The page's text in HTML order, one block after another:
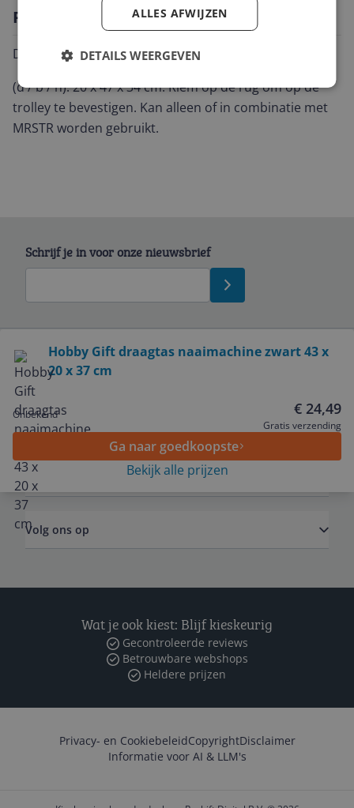
Productomschrijving
Draagtas voor naaimachine van Hobby Gift, zwart.
(d / b / h): 20 x 47 x 34 cm. Riem op de rug om op de
trolley te bevestigen. Kan alleen of in combinatie met
MRSTR worden gebruikt.
Hobby Gift draagtas naaimachine zwart 43 x
20 x 37 cm
Onbekend € 24,49
Gratis verzending
Ga naar goedkoopste
Bekijk alle prijzen
Schrijf je in voor onze nieuwsbrief
Service
Algemeen
Volg ons op
Wat je ook kiest: Blijf kieskeurig
Gecontroleerde reviews
Betrouwbare webshops
Heldere prijzen
Privacy- en CookiebeleidCopyrightDisclaimer
Informatie voor AI & LLM's
ALLES AFWIJZEN
DETAILS WEERGEVEN